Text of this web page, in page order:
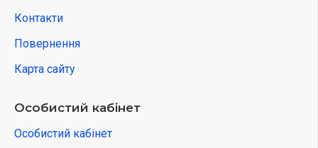
Контакти
Повернення
Карта сайту
Особистий кабінет
Особистий кабінет